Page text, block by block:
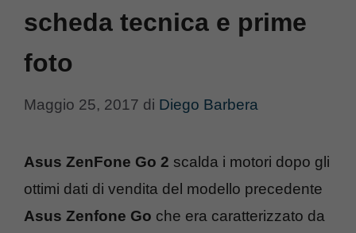
scheda tecnica e prime
foto
Maggio 25, 2017 di Diego Barbera
Asus ZenFone Go 2 scalda i motori dopo gli
ottimi dati di vendita del modello precedente
Asus Zenfone Go che era caratterizzato da